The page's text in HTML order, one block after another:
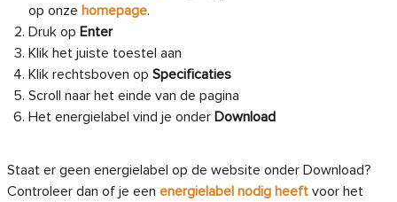
op onze homepage.
Druk op Enter
Klik het juiste toestel aan
Klik rechtsboven op Specificaties
Scroll naar het einde van de pagina
Het energielabel vind je onder Download
Staat er geen energielabel op de website onder Download?
Controleer dan of je een energielabel nodig heeft voor het